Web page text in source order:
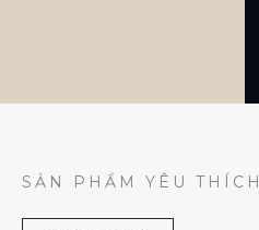
SẢN PHẨM YÊU THÍCH